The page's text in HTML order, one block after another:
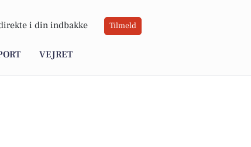
i din indbakke Tilmeld
VEJRET